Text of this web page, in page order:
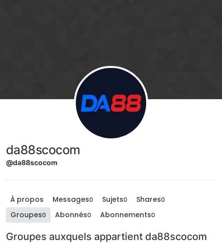
da88scocom
@da88scocom
À propos Messages0 Sujets0 Shares0
Groupes0 Abonnés0 Abonnements0
Groupes auxquels appartient da88scocom